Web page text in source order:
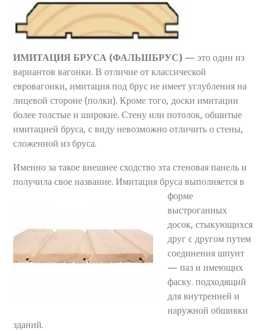
ИМИТАЦИЯ БРУСА (ФАЛЬШБРУС) — это один из
вариантов вагонки. В отличие от классической
евровагонки, имитация под брус не имеет углубления на
лицевой стороне (полки). Кроме того, доски имитации
более толстые и широкие. Стену или потолок, обшитые
имитацией бруса, с виду невозможно отличить о стены,
сложенной из бруса.
Именно за такое внешнее сходство эта стеновая панель и
получила свое название. Имитация бруса выполняется в
форме
выстроганных
досок, стыкующихся
друг с другом путем
соединения шпунт
— паз и имеющих
фаску. подходящий
для внутренней и
наружной обшивки
зданий.